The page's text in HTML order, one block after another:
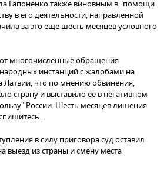
Гапоненко также виновным в "помощи
в его деятельности, направленной
за это еще шесть месяцев условного
многочисленные обращения
инстанций с жалобами на
Латвии, что по мнению обвинения,
страну и выставило ее в негативном
России. Шесть месяцев лишения
в силу приговора суд оставил
выезд из страны и смену места